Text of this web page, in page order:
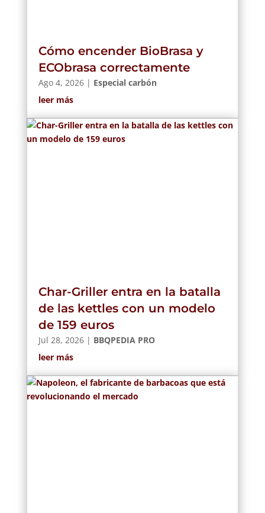
Cómo encender BioBrasa y
ECObrasa correctamente
Ago 4, 2026| Especial carbón
leer más
Char-Griller entra en la batalla
de las kettles con un modelo
de 159 euros
Jul 28, 2026| BBQPEDIA PRO
leer más